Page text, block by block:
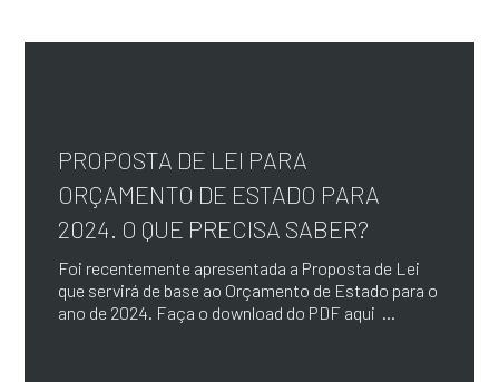
PROPOSTA DE LEI PARA
ORÇAMENTO DE ESTADO PARA
2024. O QUE PRECISA SABER?
Foi recentemente apresentada a Proposta de Lei
que servirá de base ao Orçamento de Estado para o
ano de 2024. Faça o download do PDF aqui ...